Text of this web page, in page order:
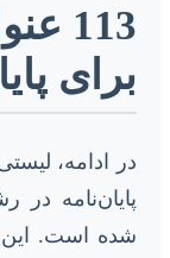
113
برای
در ادامه،
پایان‌نامه در
شده است. این